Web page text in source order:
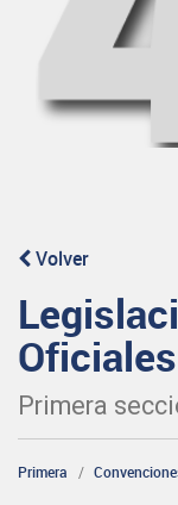
Volver
Oficiales
Primera
Primera